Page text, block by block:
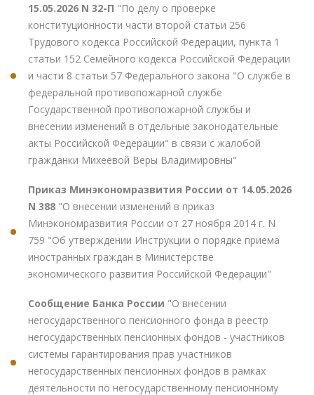
15.05.2026 N 32-П "По делу о проверке
конституционности части второй статьи 256
Трудового кодекса Российской Федерации, пункта 1
статьи 152 Семейного кодекса Российской Федерации
и части 8 статьи 57 Федерального закона "О службе в
федеральной противопожарной службе
Государственной противопожарной службы и
внесении изменений в отдельные законодательные
акты Российской Федерации" в связи с жалобой
гражданки Михеевой Веры Владимировны"
Приказ Минэкономразвития России от 14.05.2026
N 388 "О внесении изменений в приказ
Минэкономразвития России от 27 ноября 2014 г. N
759 "Об утверждении Инструкции о порядке приема
иностранных граждан в Министерстве
экономического развития Российской Федерации"
Сообщение Банка России "О внесении
негосударственного пенсионного фонда в реестр
негосударственных пенсионных фондов - участников
системы гарантирования прав участников
негосударственных пенсионных фондов в рамках
деятельности по негосударственному пенсионному